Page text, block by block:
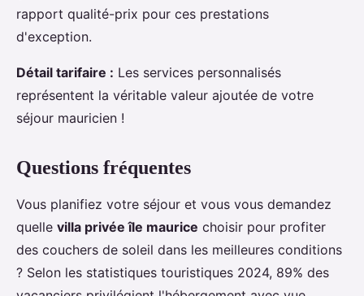
rapport qualité-prix pour ces prestations
d'exception.
Détail tarifaire : Les services personnalisés
représentent la véritable valeur ajoutée de votre
séjour mauricien !
Questions fréquentes
Vous planifiez votre séjour et vous vous demandez
quelle villa privée île maurice choisir pour profiter
des couchers de soleil dans les meilleures conditions
? Selon les statistiques touristiques 2024, 89% des